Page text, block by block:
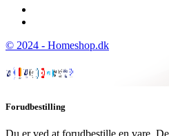
© 2024 - Homeshop.dk
Forudbestilling